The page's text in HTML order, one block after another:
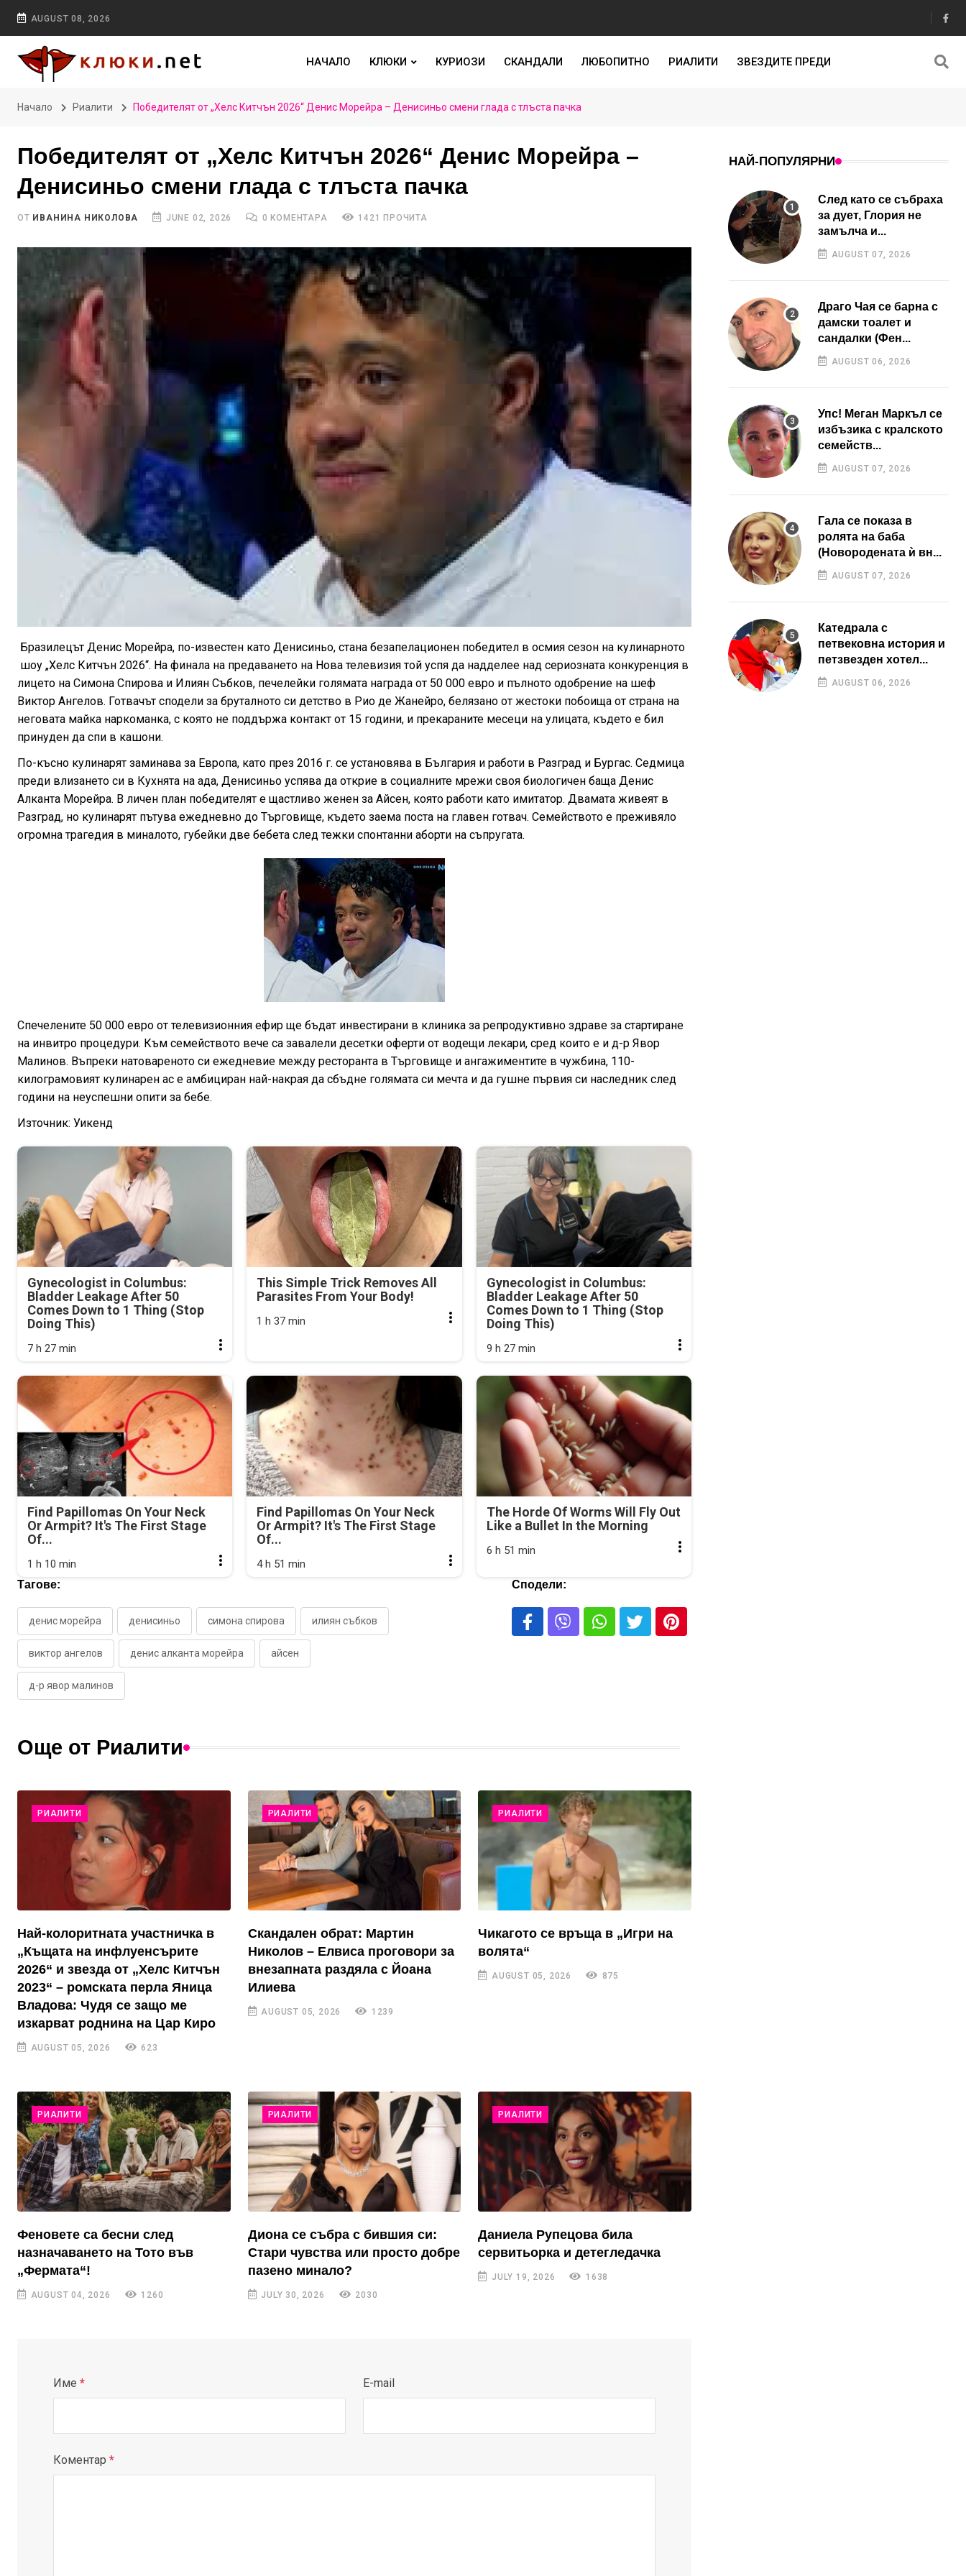
AUGUST 08, 2026
НАЧАЛО КЛЮКИ КУРИОЗИ СКАНДАЛИ ЛЮБОПИТНО РИАЛИТИ ЗВЕЗДИТЕ ПРЕДИ
Начало Риалити Победителят от „Хелс Китчън 2026“ Денис Морейра – Денисиньо смени глада с тлъста пачка
Победителят от „Хелс Китчън 2026“ Денис Морейра –
Денисиньо смени глада с тлъста пачка
ОТ ИВАНИНА НИКОЛОВА JUNE 02, 2026 0 КОМЕНТАРА 1421 ПРОЧИТА
Бразилецът Денис Морейра, по-известен като Денисиньо, стана безапелационен победител в осмия сезон на кулинарното
шоу „Хелс Китчън 2026“. На финала на предаването на Нова телевизия той успя да надделее над сериозната конкуренция в
лицето на Симона Спирова и Илиян Събков, печелейки голямата награда от 50 000 евро и пълното одобрение на шеф
Виктор Ангелов. Готвачът сподели за бруталното си детство в Рио де Жанейро, белязано от жестоки побоища от страна на
неговата майка наркоманка, с която не поддържа контакт от 15 години, и прекараните месеци на улицата, където е бил
принуден да спи в кашони.
По-късно кулинарят заминава за Европа, като през 2016 г. се установява в България и работи в Разград и Бургас. Седмица
преди влизането си в Кухнята на ада, Денисиньо успява да открие в социалните мрежи своя биологичен баща Денис
Алканта Морейра. В личен план победителят е щастливо женен за Айсен, която работи като имитатор. Двамата живеят в
Разград, но кулинарят пътува ежедневно до Търговище, където заема поста на главен готвач. Семейството е преживяло
огромна трагедия в миналото, губейки две бебета след тежки спонтанни аборти на съпругата.
Спечелените 50 000 евро от телевизионния ефир ще бъдат инвестирани в клиника за репродуктивно здраве за стартиране
на инвитро процедури. Към семейството вече са завалели десетки оферти от водещи лекари, сред които е и д-р Явор
Малинов. Въпреки натовареното си ежедневие между ресторанта в Търговище и ангажиментите в чужбина, 110-
килограмовият кулинарен ас е амбициран най-накрая да сбъдне голямата си мечта и да гушне първия си наследник след
години на неуспешни опити за бебе.
Източник: Уикенд
Gynecologist in Columbus:
Bladder Leakage After 50
Comes Down to 1 Thing (Stop
Doing This)
7 h 27 min
This Simple Trick Removes All
Parasites From Your Body!
1 h 37 min
Gynecologist in Columbus:
Bladder Leakage After 50
Comes Down to 1 Thing (Stop
Doing This)
9 h 27 min
Find Papillomas On Your Neck
Or Armpit? It's The First Stage
Of...
1 h 10 min
Find Papillomas On Your Neck
Or Armpit? It's The First Stage
Of...
4 h 51 min
The Horde Of Worms Will Fly Out
Like a Bullet In the Morning
6 h 51 min
Тагове:
денис морейра денисиньо симона спирова илиян събков
виктор ангелов денис алканта морейра айсен
д-р явор малинов
Сподели:
Още от Риалити
РИАЛИТИ
Най-колоритната участничка в
„Къщата на инфлуенсърите
2026“ и звезда от „Хелс Китчън
2023“ – ромската перла Яница
Владова: Чудя се защо ме
изкарват роднина на Цар Киро
AUGUST 05, 2026 623
РИАЛИТИ
Скандален обрат: Мартин
Николов – Елвиса проговори за
внезапната раздяла с Йоана
Илиева
AUGUST 05, 2026 1239
РИАЛИТИ
Чикагото се връща в „Игри на
волята“
AUGUST 05, 2026 875
РИАЛИТИ
Феновете са бесни след
назначаването на Тото във
„Фермата“!
AUGUST 04, 2026 1260
РИАЛИТИ
Диона се събра с бившия си:
Стари чувства или просто добре
пазено минало?
JULY 30, 2026 2030
РИАЛИТИ
Даниела Рупецова била
сервитьорка и детегледачка
JULY 19, 2026 1638
Име * E-mail
Коментар *
НАЙ-ПОПУЛЯРНИ
След като се събраха
за дует, Глория не
замълча и...
AUGUST 07, 2026
Драго Чая се барна с
дамски тоалет и
сандалки (Фен...
AUGUST 06, 2026
Упс! Меган Маркъл се
избъзика с кралското
семейств...
AUGUST 07, 2026
Гала се показа в
ролята на баба
(Новородената ѝ вн...
AUGUST 07, 2026
Катедрала с
петвековна история и
петзвезден хотел...
AUGUST 06, 2026